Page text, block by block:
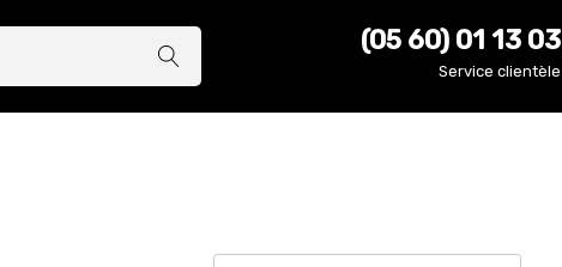
(05 60) 01 13 03
Service clientèle